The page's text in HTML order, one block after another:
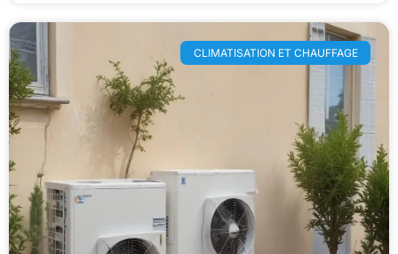
CLIMATISATION ET CHAUFFAGE